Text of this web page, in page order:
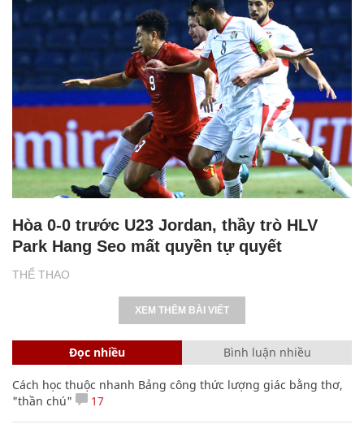
THỂ THAO
Hòa 0-0 trước U23 Jordan, thầy trò HLV
Park Hang Seo mất quyền tự quyết
XEM THÊM BÀI VIẾT
Đọc nhiều Bình luận nhiều
Cách học thuộc nhanh Bảng công thức lượng giác bằng thơ,
"thần chú"
17